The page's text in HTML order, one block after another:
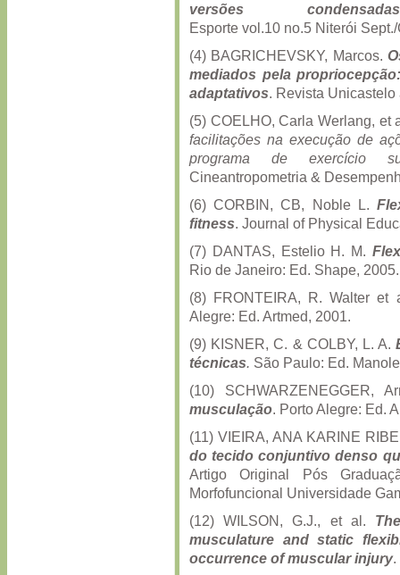
versões condensadas
Esporte vol.10 no.5 Niterói
(4) BAGRICHEVSKY, Marcos.
mediados pela
adaptativos. Revista
(5) COELHO, Carla Werlang, et
facilitações na execução de
programa de exercício
Cineantropometria &
(6) CORBIN, CB, Noble L.
fitness. Journal of Physical
(7) DANTAS, Estelio H. M.
Rio de Janeiro: Ed. Shape, 2005.
(8) FRONTEIRA, R. Walter
Alegre: Ed. Artmed, 2001.
(9) KISNER, C. & COLBY, L. A.
técnicas. São Paulo: Ed.
(10) SCHWARZENEGGER,
musculação. Porto Alegre: Ed.
(11) VIEIRA, ANA KARINE
do tecido conjuntivo denso
Artigo Original Pós
Morfofuncional Universidade
(12) WILSON, G.J., et al.
musculature and static
occurrence of muscular injury.